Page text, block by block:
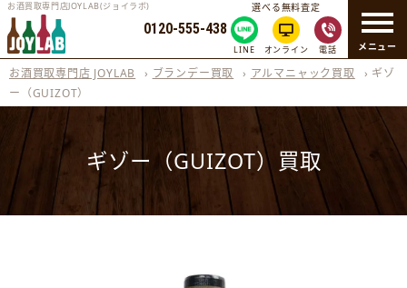
メニュー
お酒買取専門店JOYLAB(ジョイラボ)
0120-555-438
選べる無料査定
LINE オンライン 電話
お酒買取専門店 JOYLAB › ブランデー買取 › アルマニャック買取 › ギゾ
ー（GUIZOT）
ギゾー（GUIZOT）買取